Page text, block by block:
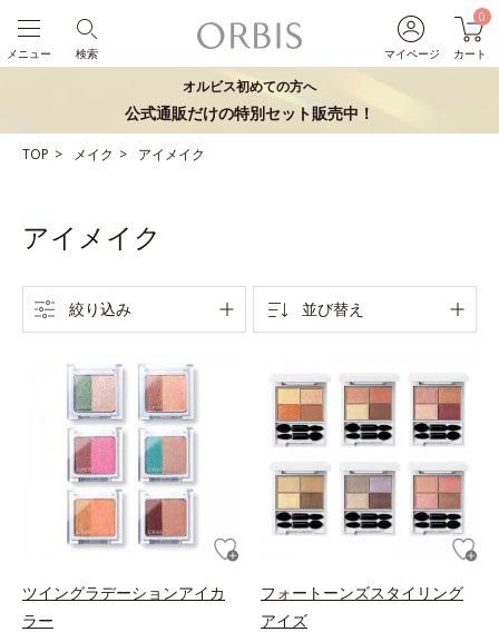
マイページ
0
カート
検索
メニュー
オルビス初めての方へ
公式通販だけの特別セット販売中！
TOP メイク アイメイク
アイメイク
絞り込み 並び替え
ツイングラデーションアイカ
ラー
フォートーンズスタイリング
アイズ